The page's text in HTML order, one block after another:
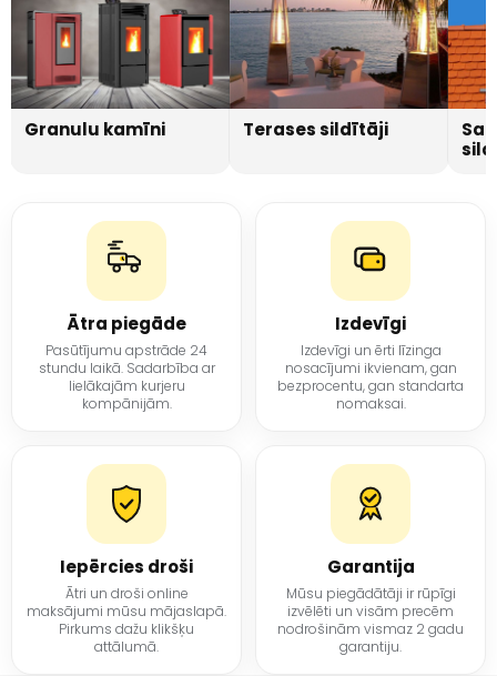
Granulu kamīni Terases sildītāji
Ātra piegāde
Pasūtījumu apstrāde 24
stundu laikā. Sadarbība ar
lielākajām kurjeru
kompānijām.
Izdevīgi
Izdevīgi un ērti līzinga
nosacījumi ikvienam, gan
bezprocentu, gan standarta
nomaksai.
Iepērcies droši
Ātri un droši online
maksājumi mūsu mājaslapā.
Pirkums dažu klikšķu
attālumā.
Garantija
Mūsu piegādātāji ir rūpīgi
izvēlēti un visām precēm
nodrošinām vismaz 2 gadu
garantiju.